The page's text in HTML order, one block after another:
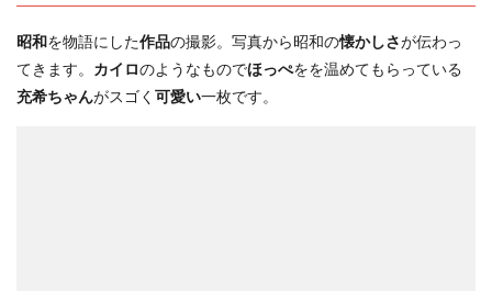
昭和を物語にした作品の撮影。写真から昭和の懐かしさが伝わっ
てきます。 カイロのようなものでほっぺをを温めてもらっている
充希ちゃんがスゴく 可愛い一枚です。